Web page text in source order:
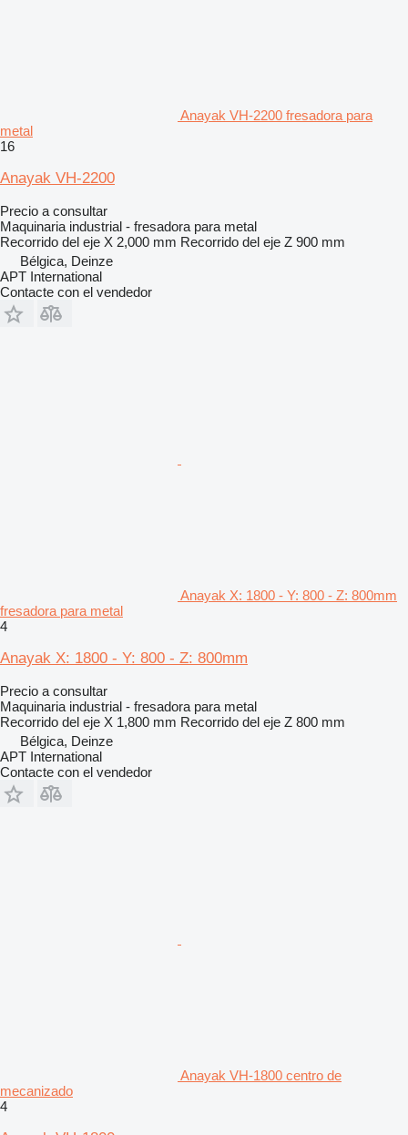
Anayak VH-2200 fresadora para
metal
16
Anayak VH-2200
Precio a consultar
Maquinaria industrial - fresadora para metal
Recorrido del eje X 2,000 mm Recorrido del eje Z 900 mm
Bélgica, Deinze
APT International
Contacte con el vendedor
Anayak X: 1800 - Y: 800 - Z: 800mm
fresadora para metal
4
Anayak X: 1800 - Y: 800 - Z: 800mm
Precio a consultar
Maquinaria industrial - fresadora para metal
Recorrido del eje X 1,800 mm Recorrido del eje Z 800 mm
Bélgica, Deinze
APT International
Contacte con el vendedor
Anayak VH-1800 centro de
mecanizado
4